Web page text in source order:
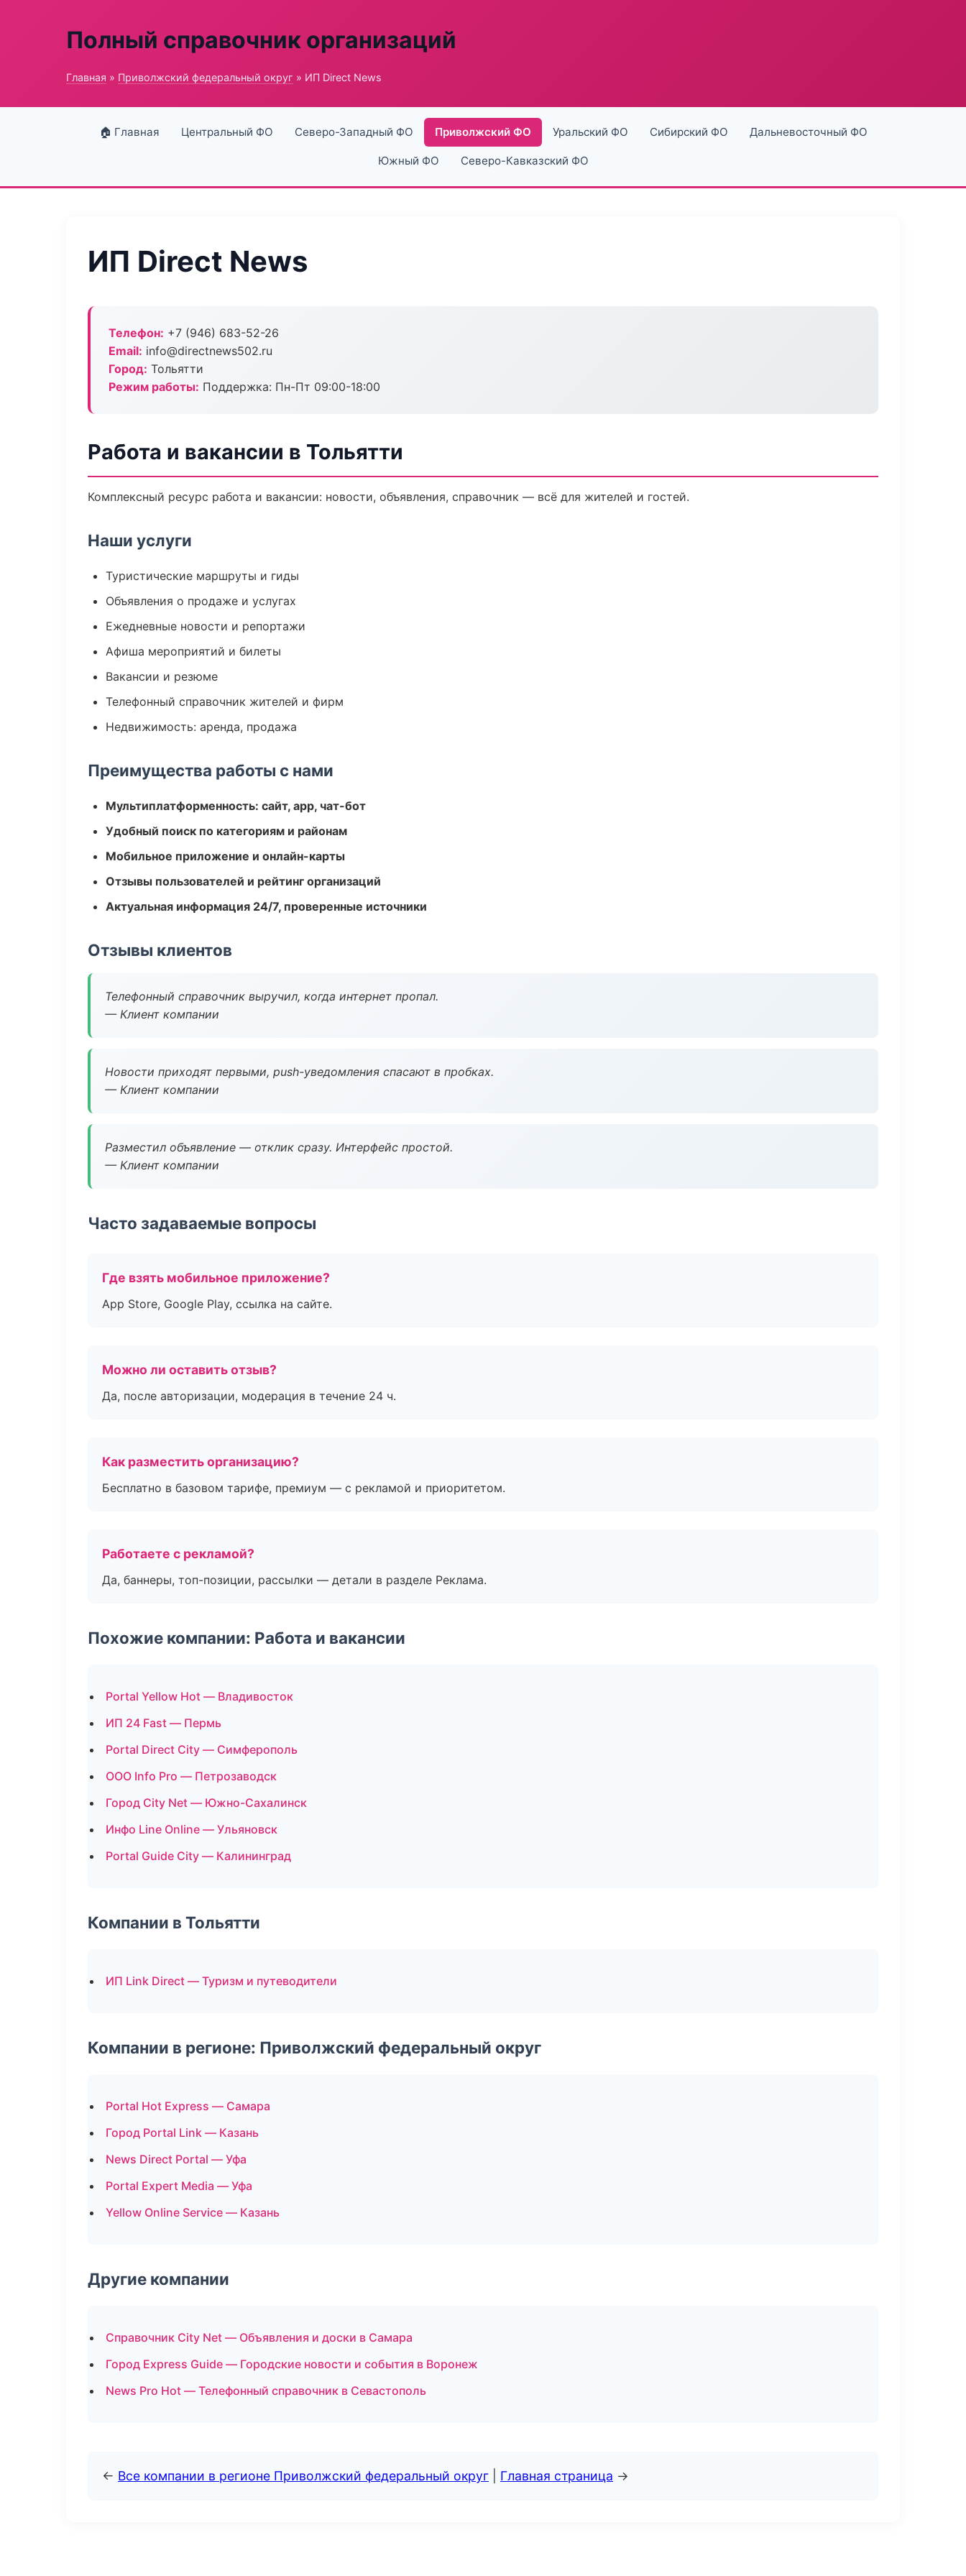
Полный справочник организаций
Главная » Приволжский федеральный округ » ИП Direct News
🏠 Главная Центральный ФО Северо-Западный ФО Приволжский ФО Уральский ФО Сибирский ФО Дальневосточный ФО
Южный ФО Северо-Кавказский ФО
ИП Direct News
Телефон: +7 (946) 683-52-26
Email: info@directnews502.ru
Город: Тольятти
Режим работы: Поддержка: Пн-Пт 09:00-18:00
Работа и вакансии в Тольятти
Комплексный ресурс работа и вакансии: новости, объявления, справочник — всё для жителей и гостей.
Наши услуги
Туристические маршруты и гиды
Объявления о продаже и услугах
Ежедневные новости и репортажи
Афиша мероприятий и билеты
Вакансии и резюме
Телефонный справочник жителей и фирм
Недвижимость: аренда, продажа
Преимущества работы с нами
Мультиплатформенность: сайт, app, чат-бот
Удобный поиск по категориям и районам
Мобильное приложение и онлайн-карты
Отзывы пользователей и рейтинг организаций
Актуальная информация 24/7, проверенные источники
Отзывы клиентов
Телефонный справочник выручил, когда интернет пропал.
— Клиент компании
Новости приходят первыми, push-уведомления спасают в пробках.
— Клиент компании
Разместил объявление — отклик сразу. Интерфейс простой.
— Клиент компании
Часто задаваемые вопросы
Где взять мобильное приложение?
App Store, Google Play, ссылка на сайте.
Можно ли оставить отзыв?
Да, после авторизации, модерация в течение 24 ч.
Как разместить организацию?
Бесплатно в базовом тарифе, премиум — с рекламой и приоритетом.
Работаете с рекламой?
Да, баннеры, топ-позиции, рассылки — детали в разделе Реклама.
Похожие компании: Работа и вакансии
Portal Yellow Hot — Владивосток
ИП 24 Fast — Пермь
Portal Direct City — Симферополь
ООО Info Pro — Петрозаводск
Город City Net — Южно-Сахалинск
Инфо Line Online — Ульяновск
Portal Guide City — Калининград
Компании в Тольятти
ИП Link Direct — Туризм и путеводители
Компании в регионе: Приволжский федеральный округ
Portal Hot Express — Самара
Город Portal Link — Казань
News Direct Portal — Уфа
Portal Expert Media — Уфа
Yellow Online Service — Казань
Другие компании
Справочник City Net — Объявления и доски в Самара
Город Express Guide — Городские новости и события в Воронеж
News Pro Hot — Телефонный справочник в Севастополь
← Все компании в регионе Приволжский федеральный округ Главная страница →